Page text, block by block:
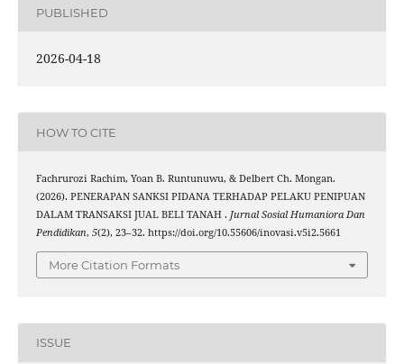
PUBLISHED
2026-04-18
HOW TO CITE
Fachrurozi Rachim, Yoan B. Runtunuwu, & Delbert Ch. Mongan.
(2026). PENERAPAN SANKSI PIDANA TERHADAP PELAKU PENIPUAN
DALAM TRANSAKSI JUAL BELI TANAH . Jurnal Sosial Humaniora Dan
Pendidikan, 5(2), 23–32. https://doi.org/10.55606/inovasi.v5i2.5661
More Citation Formats
ISSUE